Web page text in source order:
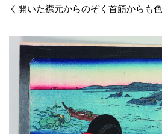
く開いた襟元からのぞく首筋からも